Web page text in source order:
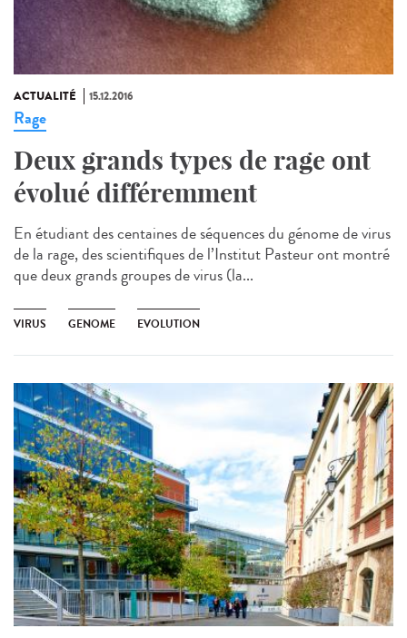
ACTUALITÉ 15.12.2016
Rage
Deux grands types de rage ont
évolué différemment
En étudiant des centaines de séquences du génome de virus
de la rage, des scientifiques de l’Institut Pasteur ont montré
que deux grands groupes de virus (la...
VIRUS GENOME EVOLUTION